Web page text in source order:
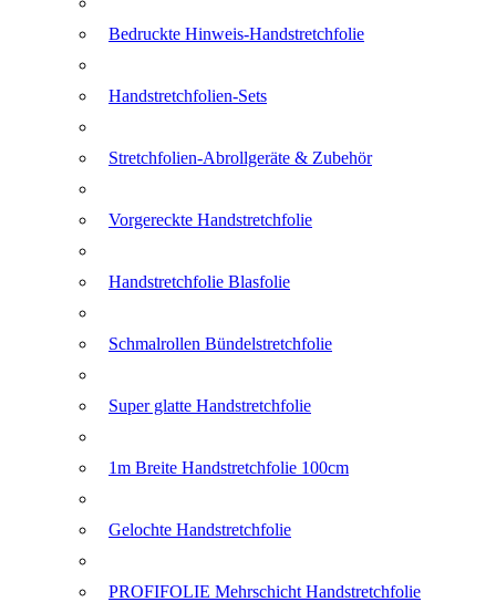
Bedruckte Hinweis-Handstretchfolie
Handstretchfolien-Sets
Stretchfolien-Abrollgeräte & Zubehör
Vorgereckte Handstretchfolie
Handstretchfolie Blasfolie
Schmalrollen Bündelstretchfolie
Super glatte Handstretchfolie
1m Breite Handstretchfolie 100cm
Gelochte Handstretchfolie
PROFIFOLIE Mehrschicht Handstretchfolie